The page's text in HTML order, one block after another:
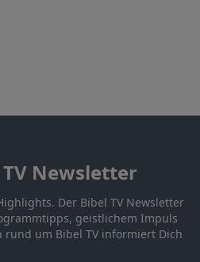
Newsletter
Der Bibel TV Newsletter
geistlichem Impuls
rund um Bibel TV informiert Dich